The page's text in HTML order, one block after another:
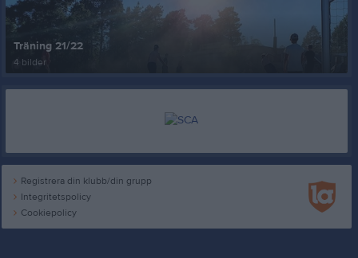
Träning 21/22
4 bilder
Registrera din klubb/din grupp
Integritetspolicy
Cookiepolicy